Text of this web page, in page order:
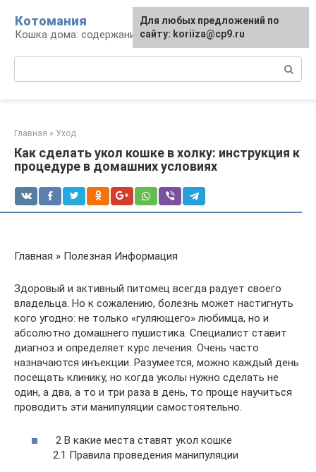
контенту
Котомания
Кошка дома: содержание и уход
Главная » Уход
Как сделать укол кошке в холку: инструкция к
процедуре в домашних условиях
Главная » Полезная Информация
Здоровый и активный питомец всегда радует своего
владельца. Но к сожалению, болезнь может настигнуть
кого угодно: не только «гуляющего» любимца, но и
абсолютно домашнего пушистика. Специалист ставит
диагноз и определяет курс лечения. Очень часто
назначаются инъекции. Разумеется, можно каждый день
посещать клинику, но когда уколы нужно сделать не
один, а два, а то и три раза в день, то проще научиться
проводить эти манипуляции самостоятельно.
2 В какие места ставят укол кошке
2.1 Правила проведения манипуляции
Для любых предложений по
сайту: koriiza@cp9.ru